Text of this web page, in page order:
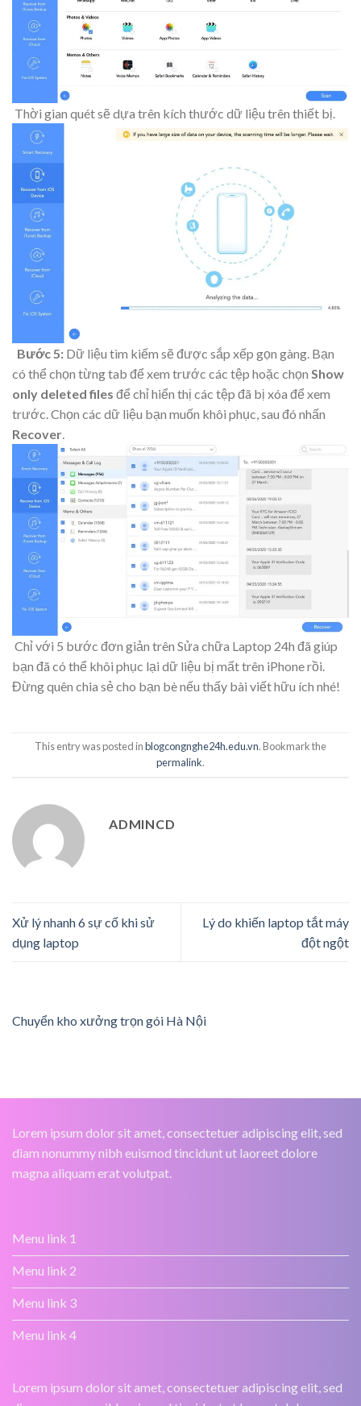
Thời gian quét sẽ dựa trên kích thước dữ liệu trên thiết bị.
Bước 5: Dữ liệu tìm kiếm sẽ được sắp xếp gọn gàng. Bạn
có thể chọn từng tab để xem trước các tệp hoặc chọn Show
only deleted files để chỉ hiển thị các tệp đã bị xóa để xem
trước. Chọn các dữ liệu bạn muốn khôi phục, sau đó nhấn
Recover.
Chỉ với 5 bước đơn giản trên Sửa chữa Laptop 24h đã giúp
bạn đã có thể khôi phục lại dữ liệu bị mất trên iPhone rồi.
Đừng quên chia sẻ cho bạn bè nếu thấy bài viết hữu ích nhé!
This entry was posted inblogcongnghe24h.edu.vn. Bookmark the
permalink.
ADMINCD
Xử lý nhanh 6 sự cố khi sử
dụng laptop
Lý do khiến laptop tắt máy
đột ngột
Chuyển kho xưởng trọn gói Hà Nội
Lorem ipsum dolor sit amet, consectetuer adipiscing elit, sed
diam nonummy nibh euismod tincidunt ut laoreet dolore
magna aliquam erat volutpat.
Menu link 1
Menu link 2
Menu link 3
Menu link 4
Lorem ipsum dolor sit amet, consectetuer adipiscing elit, sed